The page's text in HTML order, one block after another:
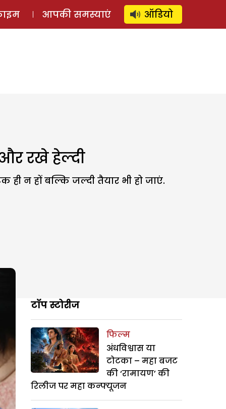
लॉग इन ⚲ SUBSCRIBE
आपकी समस्याएं ऑडियो
रखे हेल्दी
ही न हों बल्कि जल्दी तैयार भी हो जाएं.
टॉप स्टोरीज
फिल्म
अंधविश्वास या
टोटका – महा बजट
की ‘रामायण’ की
रिलीज पर महा कन्फ्यूजन